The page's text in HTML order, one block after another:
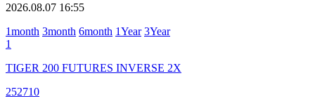
2026.08.07 16:55
1month 3month 6month 1Year 3Year
1
TIGER 200 FUTURES INVERSE 2X
252710